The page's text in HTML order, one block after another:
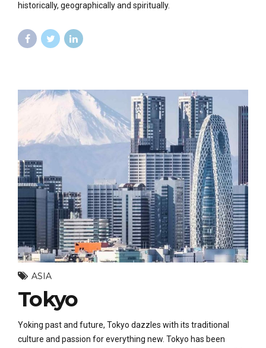
historically, geographically and spiritually.
ASIA
Tokyo
Yoking past and future, Tokyo dazzles with its traditional
culture and passion for everything new. Tokyo has been